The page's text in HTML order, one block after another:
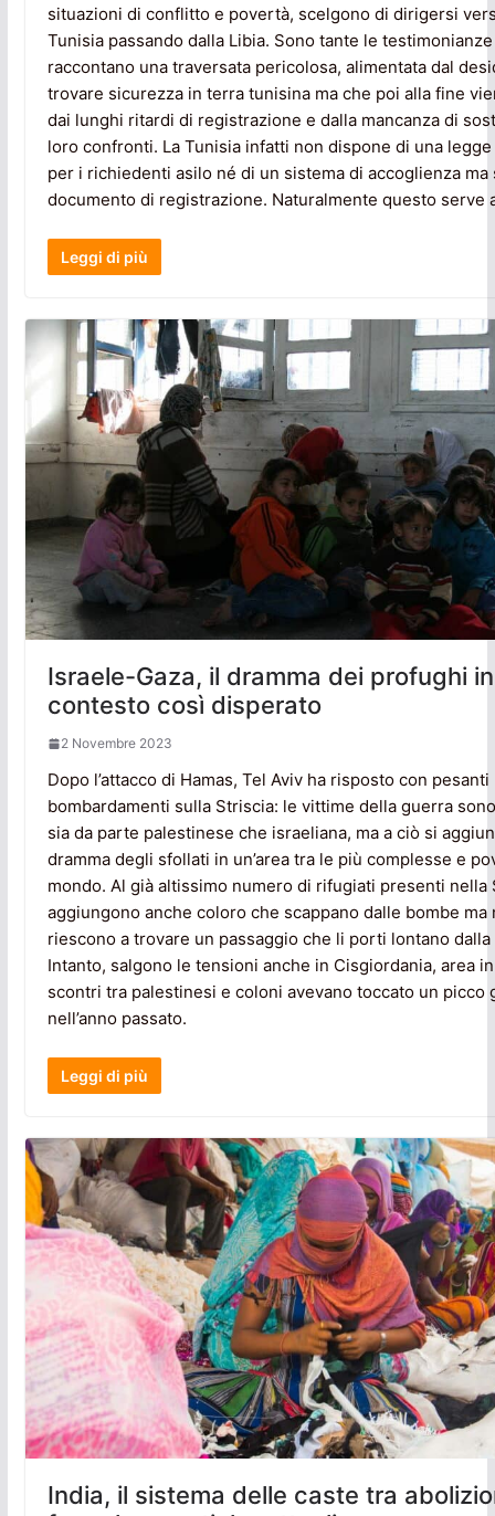
situazioni di conflitto e povertà, scelgono di dirigersi
Tunisia passando dalla Libia. Sono tante le
raccontano una traversata pericolosa, alimentata dal
trovare sicurezza in terra tunisina ma che poi alla fine
dai lunghi ritardi di registrazione e dalla mancanza di
loro confronti. La Tunisia infatti non dispone di una
per i richiedenti asilo né di un sistema di accoglienza ma
documento di registrazione. Naturalmente questo serve
Leggi di più
Israele-Gaza, il dramma dei profughi
contesto così disperato
2 Novembre 2023
Dopo l’attacco di Hamas, Tel Aviv ha risposto con pesanti
bombardamenti sulla Striscia: le vittime della guerra
sia da parte palestinese che israeliana, ma a ciò si
dramma degli sfollati in un’area tra le più complesse e
mondo. Al già altissimo numero di rifugiati presenti nella
aggiungono anche coloro che scappano dalle bombe ma
riescono a trovare un passaggio che li porti lontano dalla
Intanto, salgono le tensioni anche in Cisgiordania, area
scontri tra palestinesi e coloni avevano toccato un picco
nell’anno passato.
Leggi di più
India, il sistema delle caste tra